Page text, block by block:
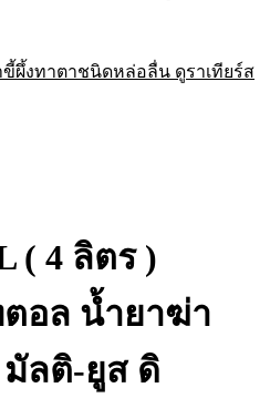
ขี้ผึ้งทาตาชนิดหล่อลื่น ดูราเทียร์ส
( 4 ลิตร )
ตอล น้ำยาฆ่า
มัลติ-ยูส ดิ